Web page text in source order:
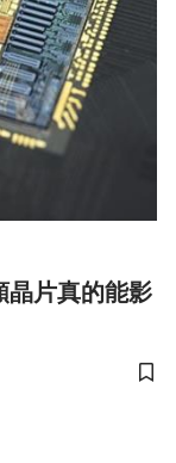
晶片真的能影
儲